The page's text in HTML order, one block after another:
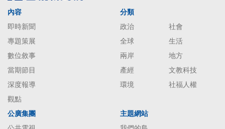
內容
即時新聞
專題策展
數位敘事
當期節目
深度報導
觀點
分類
政治
社會
全球
生活
兩岸
地方
產經
文教科技
環境
社福人權
公廣集團
主題網站